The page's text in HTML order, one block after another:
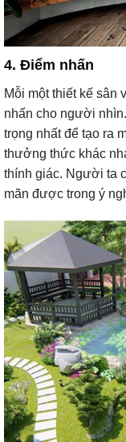
4. Điểm nhấn
Mỗi một thiết kế sân
nhấn cho người
trọng nhất để tạo ra
thưởng thức khác
thính giác. Người ta
mãn được trong ý